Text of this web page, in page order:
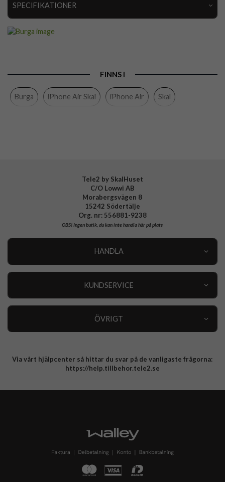
SPECIFIKATIONER
Material Hårdplast (PC), Mjukplast (TPU)
FINNS I
Burga iPhone Air Skal iPhone Air Skal
Tele2 by SkalHuset
C/O Lowwi AB
Morabergsvägen 8
15242 Södertälje
Org. nr: 556881-9238
OBS!Ingen butik, du kan inte handla här på plats
HANDLA
KUNDSERVICE
ÖVRIGT
Integritetspolicy
Via vårt hjälpcenter så hittar du svar på de vanligaste frågorna:
https://help.tillbehor.tele2.se